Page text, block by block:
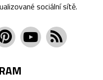
sociální sítě.